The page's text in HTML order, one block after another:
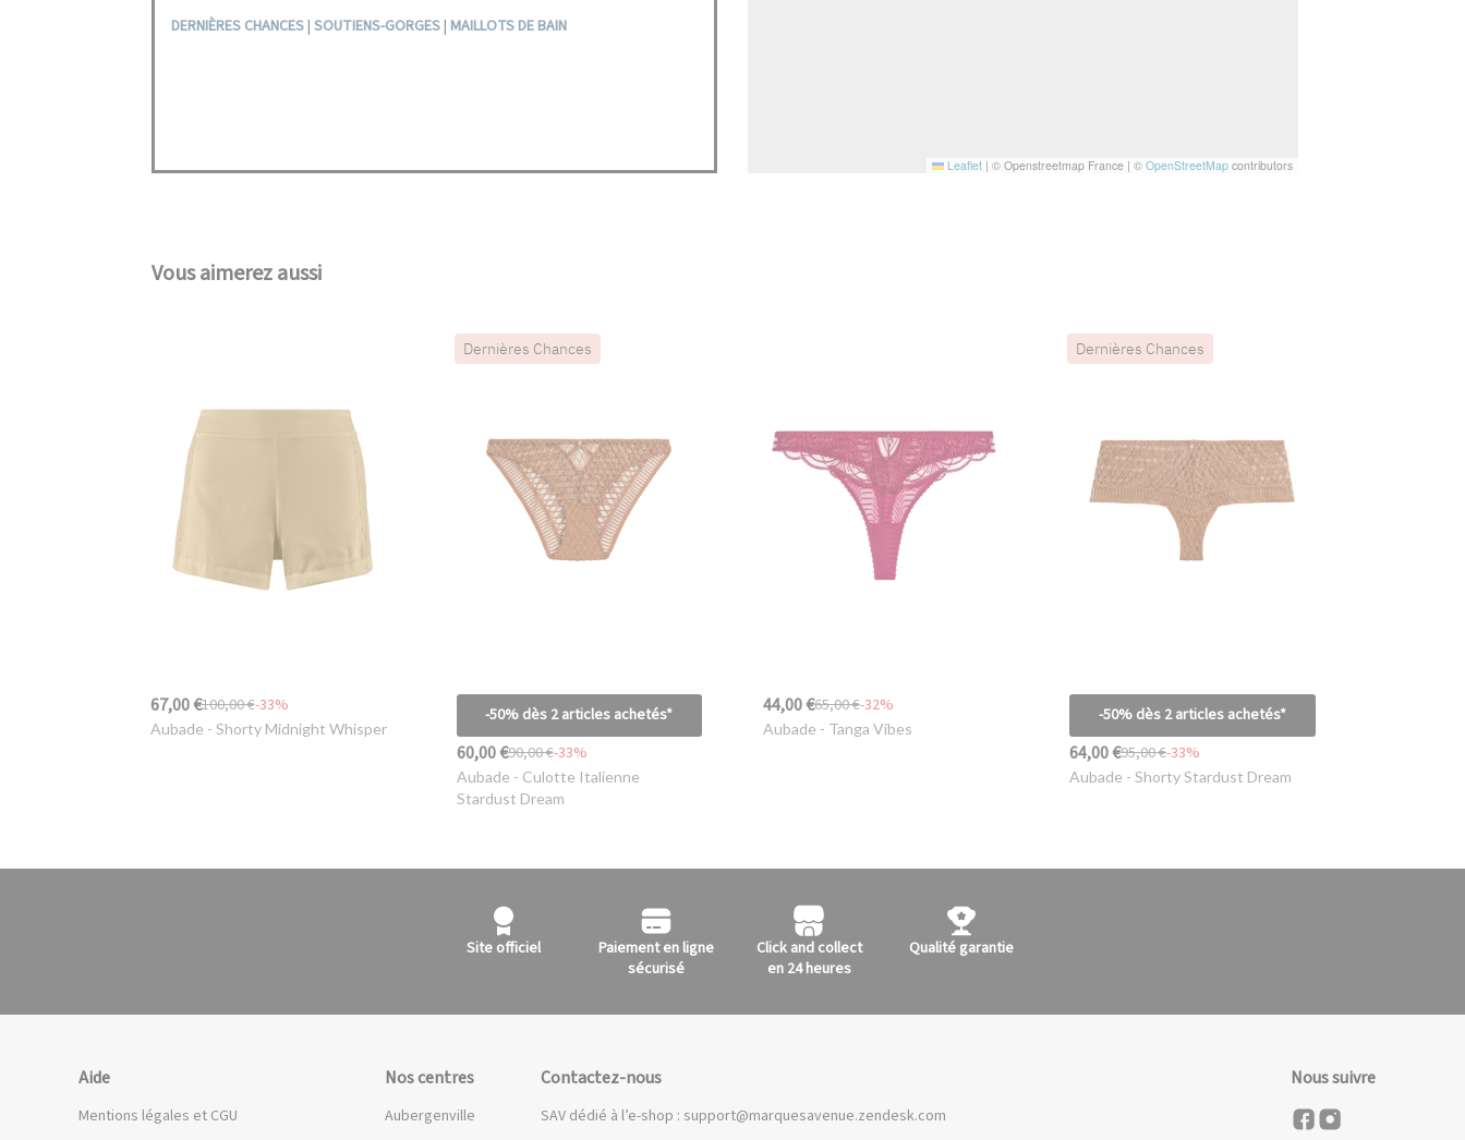
DERNIÈRES CHANCES |SOUTIENS-GORGES | MAILLOTS DE BAIN
Leaflet | © Openstreetmap France | © OpenStreetMapcontributors
Vous aimerez aussi
67,00 €100,00 €-33%
Aubade - Shorty Midnight Whisper
Dernières Chances
-50% dès 2 articles achetés*
60,00 €90,00 €-33%
Aubade - Culotte Italienne
Stardust Dream
44,00 €65,00 €-32%
Aubade - Tanga Vibes
Dernières Chances
-50% dès 2 articles achetés*
64,00 €95,00 €-33%
Aubade - Shorty Stardust Dream
Site officiel
Paiement en ligne
sécurisé
Click and collect
en 24 heures
Qualité garantie
Aide
Mentions légales et CGU
Nos centres
Aubergenville
Contactez-nous
SAV dédié à l’e-shop : support@marquesavenue.zendesk.com
Nous suivre